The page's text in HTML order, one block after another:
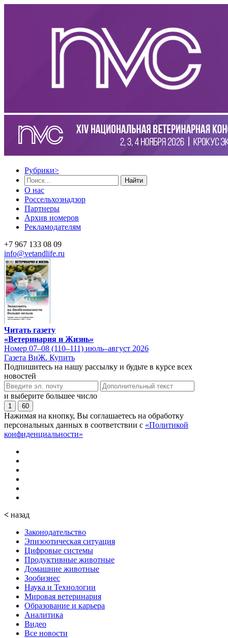
Рубрики>
Найти
О нас
Россельхознадзор
Партнеры
Архив номеров
Рекламодателям
+7 967 133 08 09
info@vetandlife.ru
Читать газету
«Ветеринария и Жизнь»
Номер 07–08 (110–111) июль–август 2026
Газета ВиЖ. Купить
Подпишитесь на нашу рассылку и будьте в курсе всех
новостей
и выберите большее число
1 60
Нажимая на кнопку, Вы соглашаетесь на обработку
персональных данных в соответствии с «Политикой
конфиденциальности»
< назад
Законодательство
Эпизоотическая ситуация
Цифровые системы
Продуктивные животные
Домашние животные
Зообизнес
Наука и Технологии
Мировая ветеринария
Образование и карьера
Аналитика
Видео
Все новости